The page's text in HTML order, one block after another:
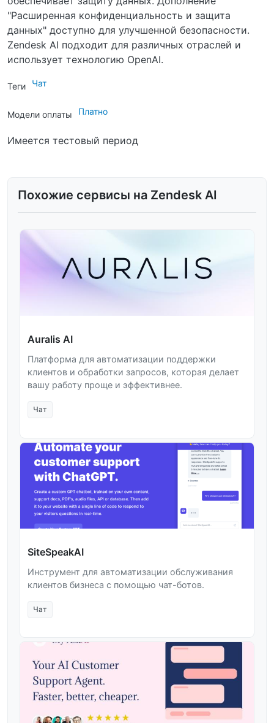
"Расширенная конфиденциальность и защита
данных" доступно для улучшенной безопасности.
Zendesk AI подходит для различных отраслей и
использует технологию OpenAI.
Теги Чат
Модели оплаты Платно
Имеется тестовый период
Похожие сервисы на Zendesk AI
Auralis AI
Платформа для автоматизации поддержки
клиентов и обработки запросов, которая делает
вашу работу проще и эффективнее.
Чат
SiteSpeakAI
Инструмент для автоматизации обслуживания
клиентов бизнеса с помощью чат-ботов.
Чат